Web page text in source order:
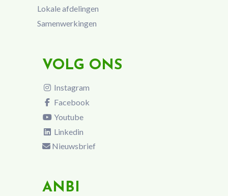
Lokale afdelingen
Samenwerkingen
VOLG ONS
Instagram
Facebook
Youtube
Linkedin
Nieuwsbrief
ANBI